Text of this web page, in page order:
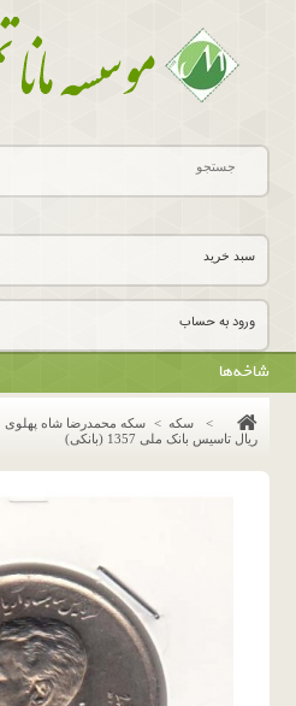
ورود به حساب
سبد خرید
شاخه‌ها
> سکه > سکه محمدرضا شاه پهلوی
ریال تاسیس بانک ملی 1357 (بانکی)